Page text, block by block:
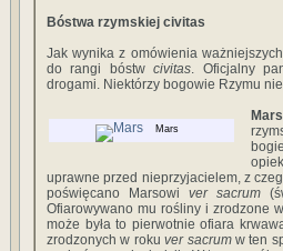
Bóstwa rzymskiej civitas
Jak wynika z omówienia
do rangi bóstwcivitas. Oficjalny
drogami. Niektórzy bogowie Rzymu
Mars
Mars
uprawne przed nieprzyjacielem, z
poświęcano Marsowi ver sacrum
Ofiarowywano mu rośliny i zrodzone
może była to pierwotnie ofiara
zrodzonych w rokuver sacrumw ten